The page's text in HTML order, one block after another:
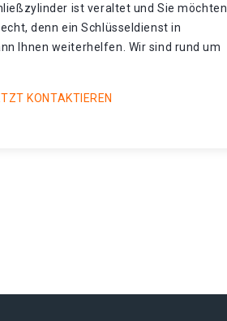
ist veraltet und Sie möchten
denn ein Schlüsseldienst in
Ihnen weiterhelfen. Wir sind rund um
KONTAKTIEREN